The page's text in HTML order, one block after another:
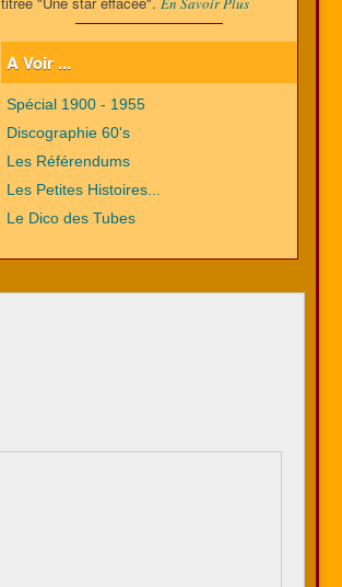
A Voir ...
Spécial 1900 - 1955
Discographie 60's
Les Référendums
Les Petites Histoires...
Le Dico des Tubes